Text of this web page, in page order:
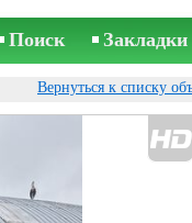
Поиск Закладки
Вернуться к списку